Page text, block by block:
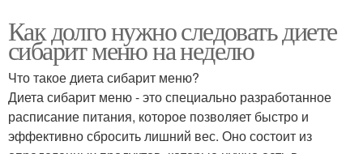
Как долго нужно следовать диете
сибарит меню на неделю
Что такое диета сибарит меню?
Диета сибарит меню - это специально разработанное
расписание питания, которое позволяет быстро и
эффективно сбросить лишний вес. Оно состоит из